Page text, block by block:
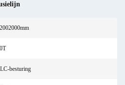
besturing